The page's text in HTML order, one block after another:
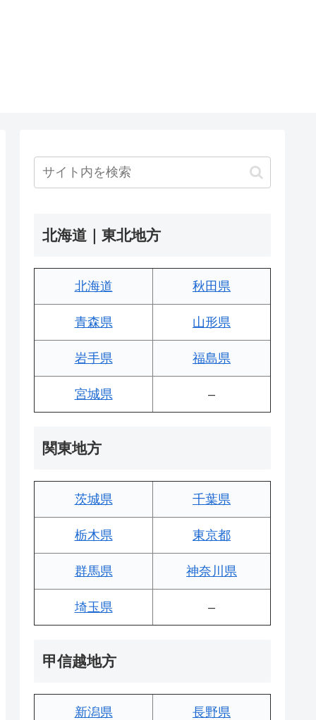
北海道｜東北地方
北海道 秋田県
青森県 山形県
岩手県 福島県
宮城県 –
関東地方
茨城県 千葉県
栃木県 東京都
群馬県 神奈川県
埼玉県 –
甲信越地方
新潟県 長野県